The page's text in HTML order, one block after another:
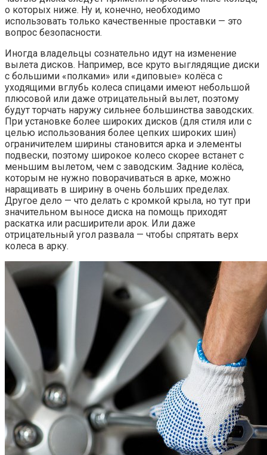
о которых ниже. Ну и, конечно, необходимо
использовать только качественные проставки — это
вопрос безопасности.
Иногда владельцы сознательно идут на изменение
вылета дисков. Например, все круто выглядящие диски
с большими «полками» или «диповые» колёса с
уходящими вглубь колеса спицами имеют небольшой
плюсовой или даже отрицательный вылет, поэтому
будут торчать наружу сильнее большинства заводских.
При установке более широких дисков (для стиля или с
целью использования более цепких широких шин)
ограничителем ширины становится арка и элементы
подвески, поэтому широкое колесо скорее встанет с
меньшим вылетом, чем с заводским. Задние колёса,
которым не нужно поворачиваться в арке, можно
наращивать в ширину в очень больших пределах.
Другое дело — что делать с кромкой крыла, но тут при
значительном выносе диска на помощь приходят
раскатка или расширители арок. Или даже
отрицательный угол развала — чтобы спрятать верх
колеса в арку.